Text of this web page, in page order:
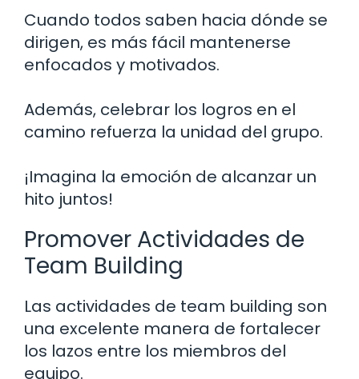
Cuando todos saben hacia dónde se
dirigen, es más fácil mantenerse
enfocados y motivados.
Además, celebrar los logros en el
camino refuerza la unidad del grupo.
¡Imagina la emoción de alcanzar un
hito juntos!
Promover Actividades de
Team Building
Las actividades de team building son
una excelente manera de fortalecer
los lazos entre los miembros del
equipo.